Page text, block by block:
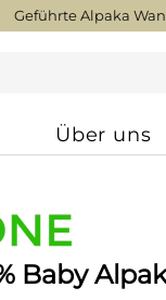
Geführte Alpaka
Über uns
Baby